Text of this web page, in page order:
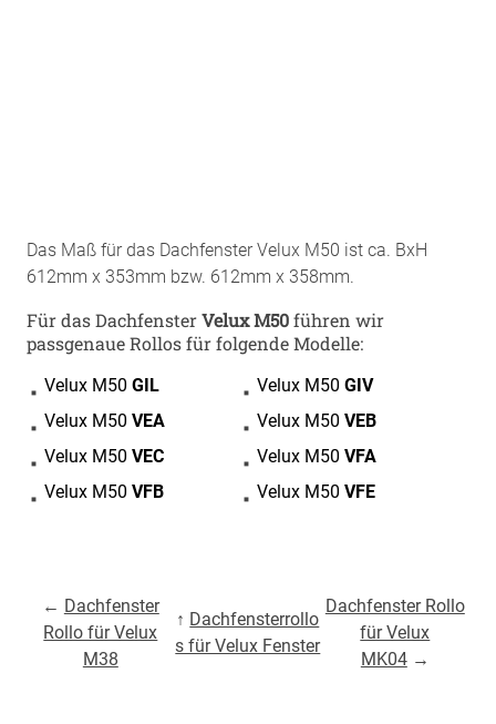
Das Maß für das Dachfenster Velux M50 ist ca. BxH
612mm x 353mm bzw. 612mm x 358mm.
Für das DachfensterVelux M50führen wir
passgenaue Rollos für folgende Modelle:
Velux M50GIL Velux M50 GIV
Velux M50VEA Velux M50 VEB
Velux M50VEC Velux M50 VFA
Velux M50VFB Velux M50 VFE
← Dachfenster
Rollo für Velux
M38
↑ Dachfensterrollo
s für Velux Fenster
Dachfenster Rollo
für Velux
MK04→